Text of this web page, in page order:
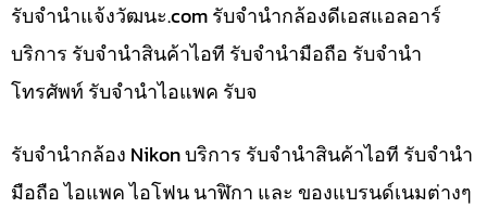
รับจํานําแจ้งวัฒนะ.com รับจำนำกล้องดีเอสแอลอาร์
บริการ รับจำนำสินค้าไอที รับจำนำมือถือ รับจำนำ
โทรศัพท์ รับจำนำไอแพค รับจ
รับจำนำกล้อง Nikon บริการ รับจำนำสินค้าไอที รับจำนำ
มือถือ ไอแพค ไอโฟน นาฬิกา และ ของแบรนด์เนมต่างๆ